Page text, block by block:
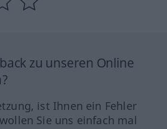
zu unseren Online
ist Ihnen ein Fehler
Sie uns einfach mal